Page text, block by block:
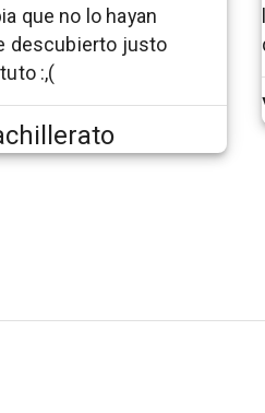
que no lo hayan
descubierto justo
:,(